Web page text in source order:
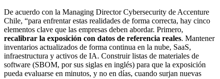
De acuerdo con la Managing Director Cybersecurity de Accenture
Chile, “para enfrentar estas realidades de forma correcta, hay cinco
elementos clave que las empresas deben abordar. Primero,
recalibrar la exposición con datos de referencia reales. Mantener
inventarios actualizados de forma continua en la nube, SaaS,
infraestructura y activos de IA. Construir listas de materiales de
software (SBOM, por sus siglas en inglés) para que la exposición
pueda evaluarse en minutos, y no en días, cuando surjan nuevas